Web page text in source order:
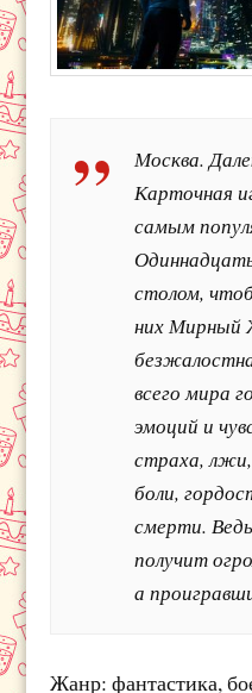
Москва.
Карточная
самым
столом,
них Мирный
всего мира
эмоций и
страха, лжи,
боли,
смерти.
получит
а
Жанр: фантастика,